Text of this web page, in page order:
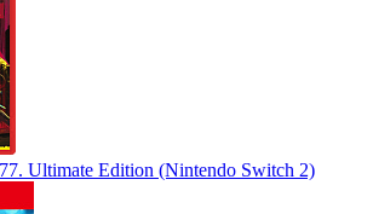
Ultimate Edition (Nintendo Switch 2)